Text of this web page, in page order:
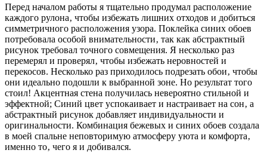
Перед началом работы я тщательно продумал расположение
каждого рулона‚ чтобы избежать лишних отходов и добиться
симметричного расположения узора. Поклейка синих обоев
потребовала особой внимательности‚ так как абстрактный
рисунок требовал точного совмещения. Я несколько раз
перемерял и проверял‚ чтобы избежать неровностей и
перекосов. Несколько раз приходилось подрезать обои‚ чтобы
они идеально подошли к выбранной зоне. Но результат того
стоил! Акцентная стена получилась невероятно стильной и
эффектной; Синий цвет успокаивает и настраивает на сон‚ а
абстрактный рисунок добавляет индивидуальности и
оригинальности. Комбинация бежевых и синих обоев создала
в моей спальне неповторимую атмосферу уюта и комфорта‚
именно то‚ чего я и добивался.